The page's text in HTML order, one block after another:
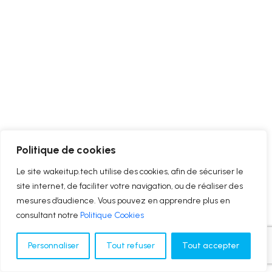
Politique de cookies
Le site wakeitup.tech utilise des cookies, afin de sécuriser le
site internet, de faciliter votre navigation, ou de réaliser des
mesures d’audience. Vous pouvez en apprendre plus en
consultant notre Politique Cookies
Personnaliser Tout refuser Tout accepter